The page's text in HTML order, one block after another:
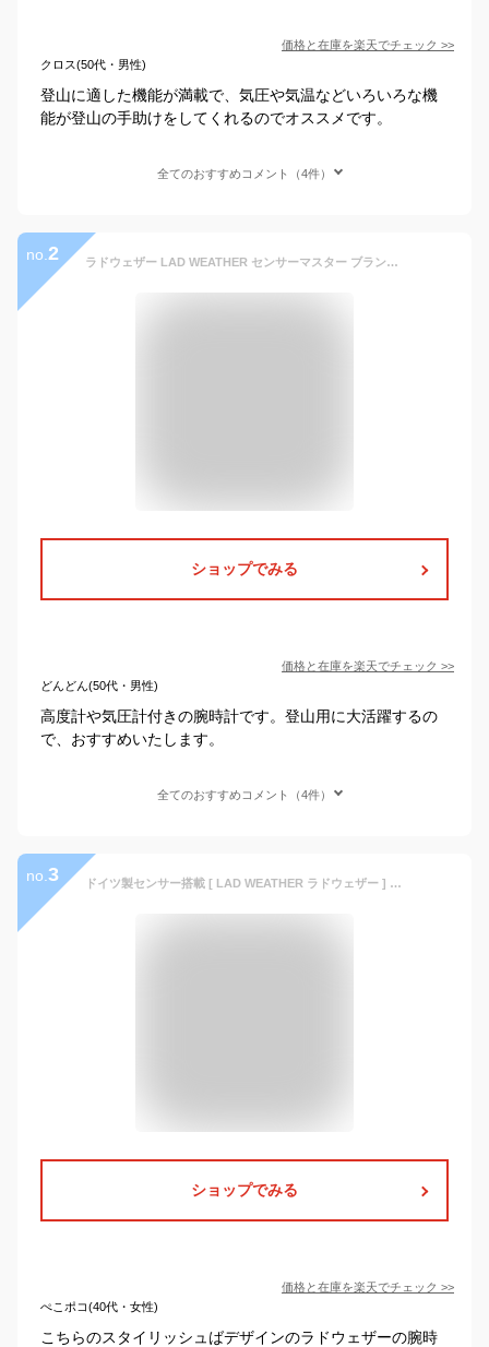
価格と在庫を楽天でチェック >>
クロス(50代・男性)
登山に適した機能が満載で、気圧や気温などいろいろな機
能が登山の手助けをしてくれるのでオススメです。
全てのおすすめコメント（4件）
no. 2 ラドウェザー LAD WEATHER センサーマスター ブランド 腕時計 アウトドア デジタルウォッチ ドイツ製センサー搭載 高度計 気圧計 方位計 デジタルコンパス 天気予測 温度計 登山/キャンプ/山登り トレッキング 送料無料 あす楽
ショップでみる
価格と在庫を楽天でチェック >>
どんどん(50代・男性)
高度計や気圧計付きの腕時計です。登山用に大活躍するの
で、おすすめいたします。
全てのおすすめコメント（4件）
no. 3 ドイツ製センサー搭載 [ LAD WEATHER ラドウェザー ] 雑誌掲載 ブランド デジタルコンパス/高度計/気圧計/温度計/天気予測 機能 アウトドア 腕時計 ミリタリー/登山/マラソン/ランニング/ウォーキング クロノグラフ メンズ
ショップでみる
価格と在庫を楽天でチェック >>
ぺこポコ(40代・女性)
こちらのスタイリッシュばデザインのラドウェザーの腕時